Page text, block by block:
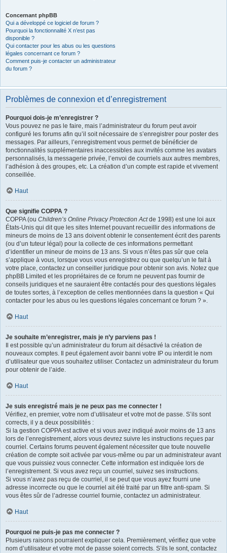
Concernant phpBB
Qui a développé ce logiciel de forum ?
Pourquoi la fonctionnalité X n’est pas
disponible ?
Qui contacter pour les abus ou les questions
légales concernant ce forum ?
Comment puis-je contacter un administrateur
du forum ?
Problèmes de connexion et d’enregistrement
Pourquoi dois-je m’enregistrer ?
Vous pouvez ne pas le faire, mais l’administrateur du forum peut avoir
configuré les forums afin qu’il soit nécessaire de s’enregistrer pour poster des
messages. Par ailleurs, l’enregistrement vous permet de bénéficier de
fonctionnalités supplémentaires inaccessibles aux invités comme les avatars
personnalisés, la messagerie privée, l’envoi de courriels aux autres membres,
l’adhésion à des groupes, etc. La création d’un compte est rapide et vivement
conseillée.
Haut
Que signifie COPPA ?
COPPA (ou Children’s Online Privacy Protection Actde 1998) est une loi aux
États-Unis qui dit que les sites Internet pouvant recueillir des informations de
mineurs de moins de 13 ans doivent obtenir le consentement écrit des parents
(ou d’un tuteur légal) pour la collecte de ces informations permettant
d’identifier un mineur de moins de 13 ans. Si vous n’êtes pas sûr que cela
s’applique à vous, lorsque vous vous enregistrez ou que quelqu’un le fait à
votre place, contactez un conseiller juridique pour obtenir son avis. Notez que
phpBB Limited et les propriétaires de ce forum ne peuvent pas fournir de
conseils juridiques et ne sauraient être contactés pour des questions légales
de toutes sortes, à l’exception de celles mentionnées dans la question « Qui
contacter pour les abus ou les questions légales concernant ce forum ? ».
Haut
Je souhaite m’enregistrer, mais je n’y parviens pas !
Il est possible qu’un administrateur du forum ait désactivé la création de
nouveaux comptes. Il peut également avoir banni votre IP ou interdit le nom
d’utilisateur que vous souhaitez utiliser. Contactez un administrateur du forum
pour obtenir de l’aide.
Haut
Je suis enregistré mais je ne peux pas me connecter !
Vérifiez, en premier, votre nom d’utilisateur et votre mot de passe. S’ils sont
corrects, il y a deux possibilités :
Si la gestion COPPA est active et si vous avez indiqué avoir moins de 13 ans
lors de l’enregistrement, alors vous devrez suivre les instructions reçues par
courriel. Certains forums peuvent également nécessiter que toute nouvelle
création de compte soit activée par vous-même ou par un administrateur avant
que vous puissiez vous connecter. Cette information est indiquée lors de
l’enregistrement. Si vous avez reçu un courriel, suivez ses instructions.
Si vous n’avez pas reçu de courriel, il se peut que vous ayez fourni une
adresse incorrecte ou que le courriel ait été traité par un filtre anti-spam. Si
vous êtes sûr de l’adresse courriel fournie, contactez un administrateur.
Haut
Pourquoi ne puis-je pas me connecter ?
Plusieurs raisons pourraient expliquer cela. Premièrement, vérifiez que votre
nom d’utilisateur et votre mot de passe soient corrects. S’ils le sont, contactez